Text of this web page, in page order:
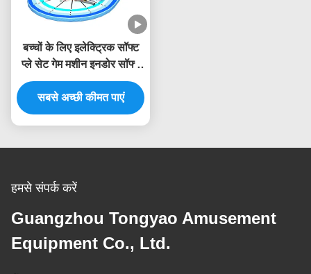
बच्चों के लिए इलेक्ट्रिक सॉफ्ट
प्ले सेट गेम मशीन इनडोर सॉफ्ट
प्लेग्राउंड उपकरण
सबसे अच्छी कीमत पाएं
हमसे संपर्क करें
Guangzhou Tongyao Amusement
Equipment Co., Ltd.